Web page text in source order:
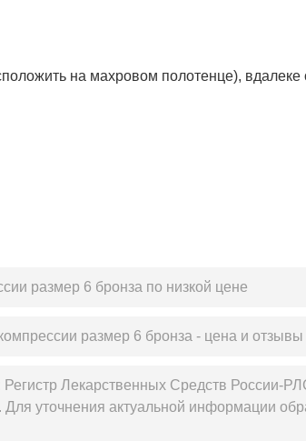
на махровом полотенце), вдалеке
размер 6 бронза по низкой цене
размер 6 бронза - цена и отзывы
Лекарственных Средств России-
уточнения актуальной информации